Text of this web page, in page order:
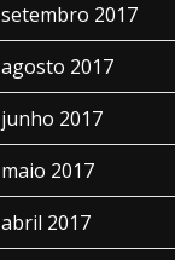
setembro 2017
agosto 2017
junho 2017
maio 2017
abril 2017